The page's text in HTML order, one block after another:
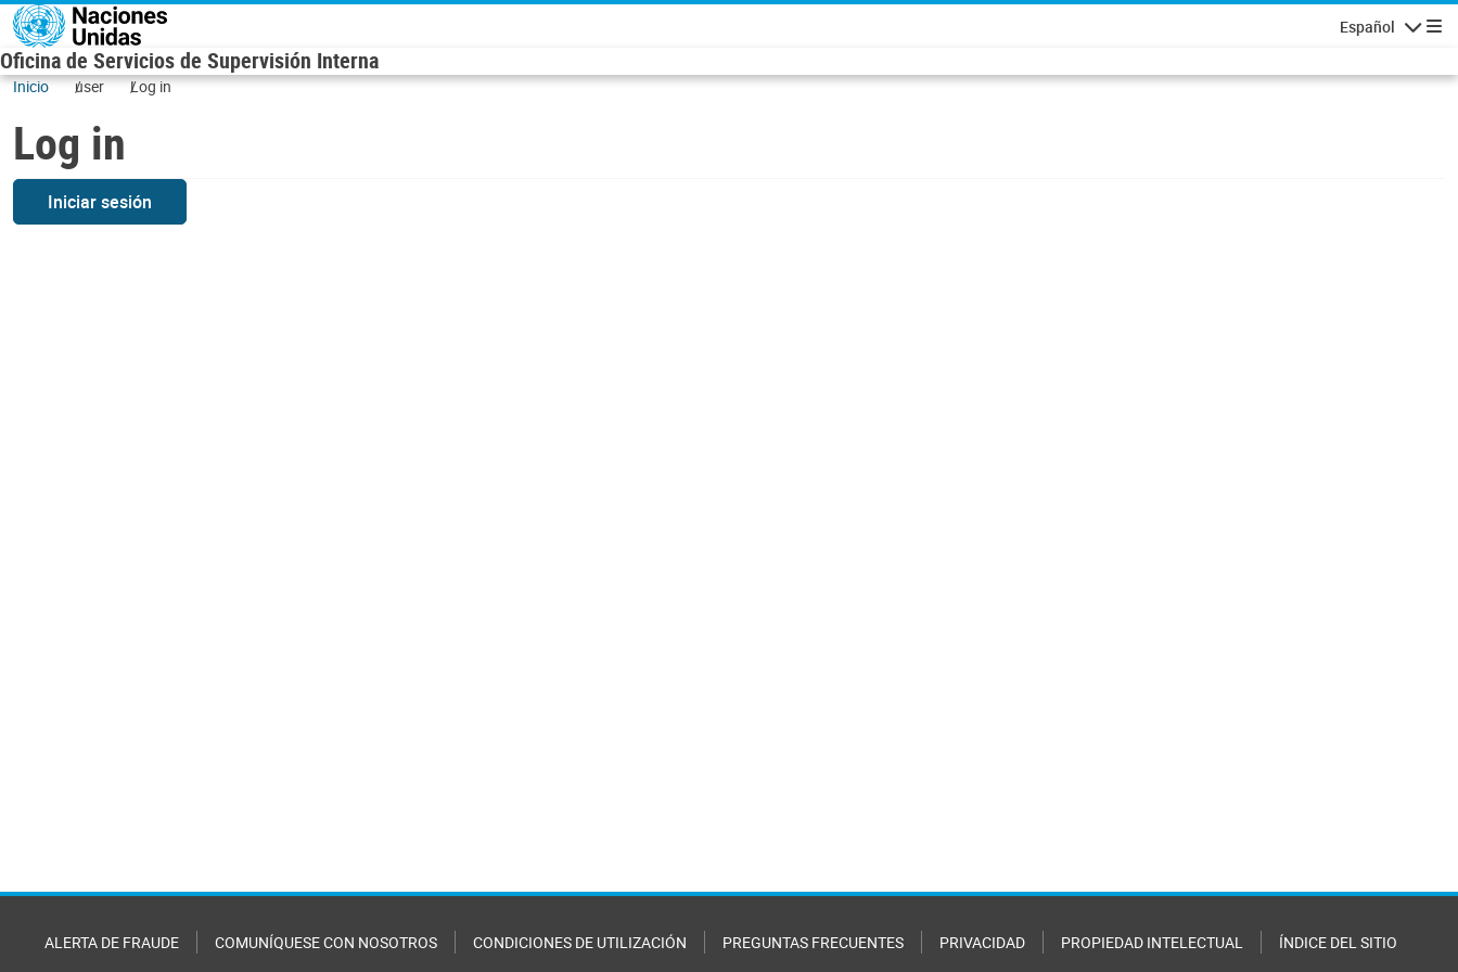
Skip to main content
Español
Oficina de Servicios de Supervisión Interna
Inicio user Log in
Log in
Iniciar sesión
ALERTA DE FRAUDE COMUNÍQUESE CON NOSOTROS CONDICIONES DE UTILIZACIÓN PREGUNTAS FRECUENTES PRIVACIDAD PROPIEDAD INTELECTUAL ÍNDICE DEL SITIO